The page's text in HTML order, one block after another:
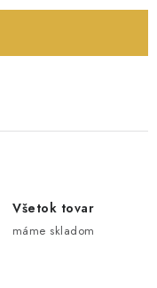
Všetok tovar
máme skladom